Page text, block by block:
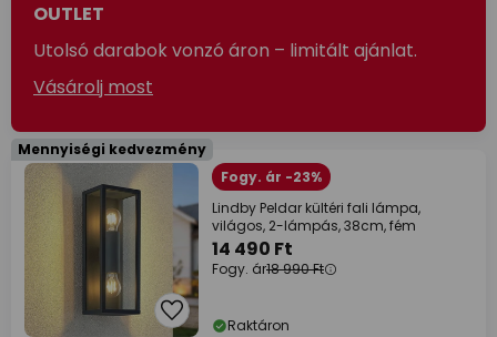
OUTLET
Utolsó darabok vonzó áron – limitált ajánlat.
Vásárolj most
Mennyiségi kedvezmény
Fogy. ár -23%
Lindby Peldar kültéri fali lámpa,
világos, 2-lámpás, 38cm, fém
14 490 Ft
Fogy. ár18 990 Ft
Raktáron